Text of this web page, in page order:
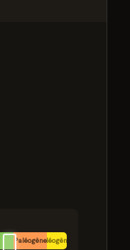
PaléogèneNéogène